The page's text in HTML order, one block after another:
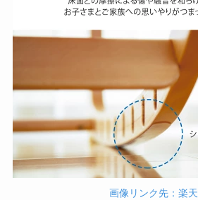
画像リンク先：楽天